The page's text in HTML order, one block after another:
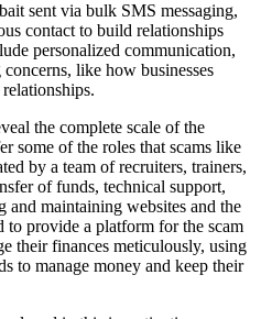
sent via bulk SMS messaging,
contact to build relationships
personalized communication,
like how businesses
the complete scale of the
some of the roles that scams like
by a team of recruiters, trainers,
of funds, technical support,
maintaining websites and the
to provide a platform for the scam
their finances meticulously, using
to manage money and keep their